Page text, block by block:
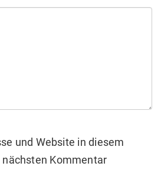
und Website in diesem
Kommentar